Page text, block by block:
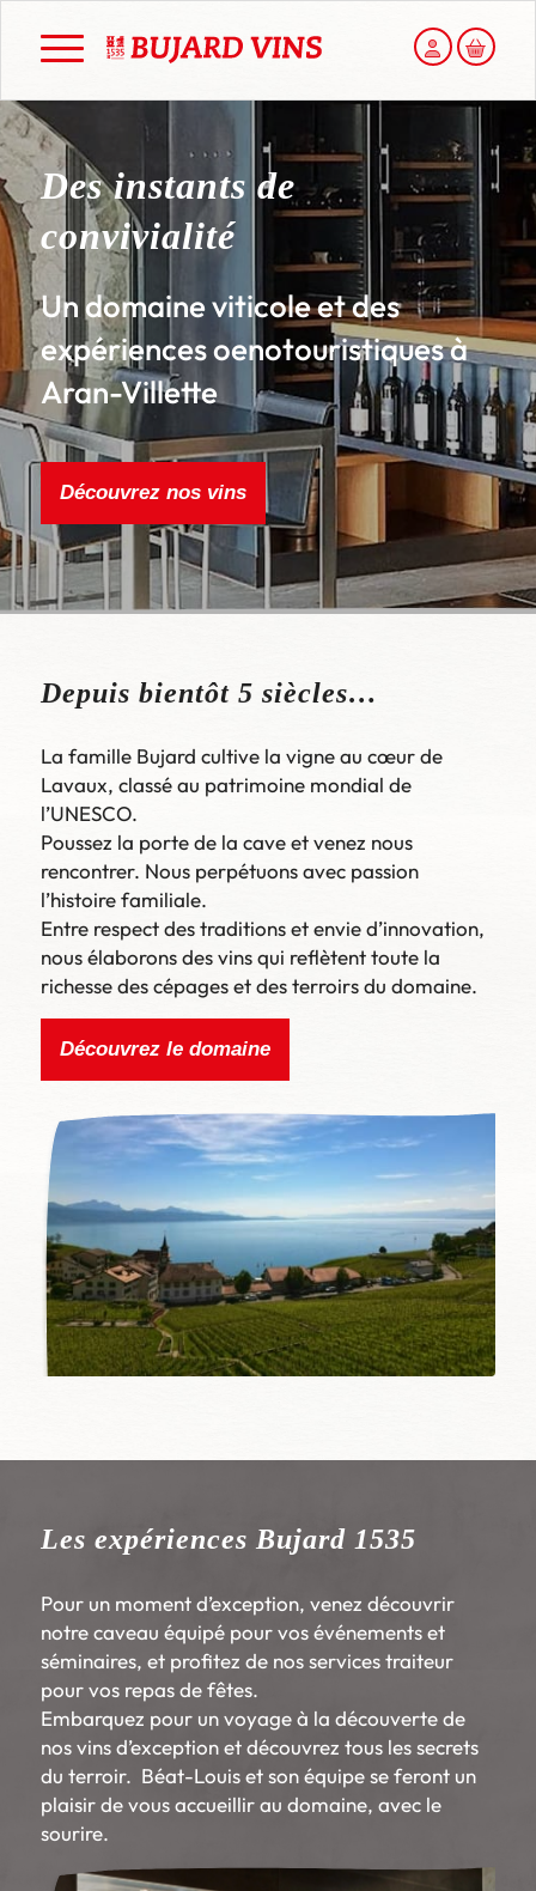
Mon Panier
Des instants de
convivialité
Un domaine viticole et des
expériences oenotouristiques à
Aran-Villette
Découvrez nos vins
Depuis bientôt 5 siècles…
La famille Bujard cultive la vigne au cœur de
Lavaux, classé au patrimoine mondial de
l’UNESCO.
Poussez la porte de la cave et venez nous
rencontrer. Nous perpétuonsavecpassion
l’histoire familiale.
Entre respect des traditions et envie d’innovation,
nous élaboronsdes vins qui reflètent toute la
richesse des cépages et des terroirs du domaine.
Découvrez le domaine
Les expériences Bujard 1535
Pour un moment d’exception, venez découvrir
notre caveau équipé pour vos événements et
séminaires, et profitez de nos servicestraiteur
pour vos repasde fêtes.
Embarquez pour un voyage à la découverte de
nos vins d’exception etdécouvrez tous lessecrets
du terroir. Béat-Louis et son équipe se feront un
plaisir de vous accueillir au domaine, avec le
sourire.